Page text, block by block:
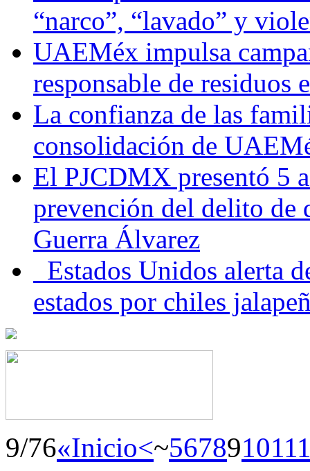
“narco”, “lavado” y
UAEMéx impulsa
responsable de residuos
La confianza de las
consolidación de
El PJCDMX presentó 5
prevención del delito de
Guerra Álvarez
Estados Unidos alerta
estados por chiles
9/76«Inicio<~567891011